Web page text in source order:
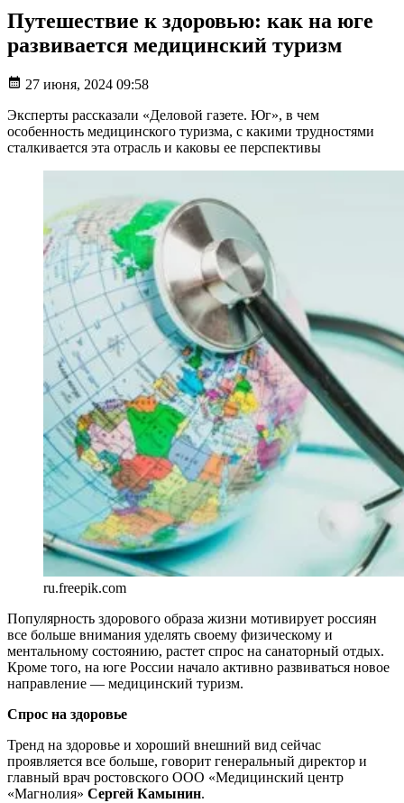
Путешествие к здоровью: как на юге
развивается медицинский туризм
27 июня, 2024 09:58
Эксперты рассказали «Деловой газете. Юг», в чем
особенность медицинского туризма, с какими трудностями
сталкивается эта отрасль и каковы ее перспективы
ru.freepik.com
Популярность здорового образа жизни мотивирует россиян
все больше внимания уделять своему физическому и
ментальному состоянию, растет спрос на санаторный отдых.
Кроме того, на юге России начало активно развиваться новое
направление — медицинский туризм.
Спрос на здоровье
Тренд на здоровье и хороший внешний вид сейчас
проявляется все больше, говорит генеральный директор и
главный врач ростовского ООО «Медицинский центр
«Магнолия» Сергей Камынин.